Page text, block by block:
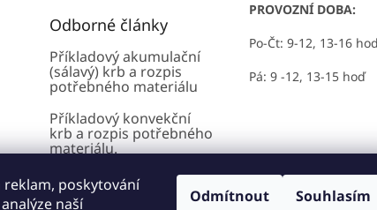
reklam, poskytování
naší
Odmítnout Souhlasím
Odborné články
Příkladový akumulační
(sálavý) krb a rozpis
potřebného materiálu
Příkladový konvekční
krb a rozpis potřebného
materiálu.
AMS - Akumulační
modulární systém:
PROVOZNÍ DOBA:
Po-Čt: 9-12, 13-16
Pá: 9 -12, 13-15 hoď